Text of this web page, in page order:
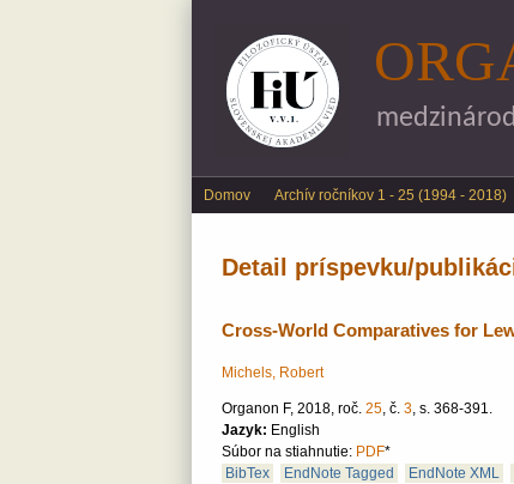
Main menu
Domov Archív ročníkov 1 - 25 (1994 - 2018)
Detail príspevku/
Cross-World Comparatives for
Michels, Robert
Organon F, 2018, roč. 25, č. 3, s. 368-391.
Jazyk: English
Súbor na stiahnutie: PDF*
BibTex
EndNote Tagged EndNote XML